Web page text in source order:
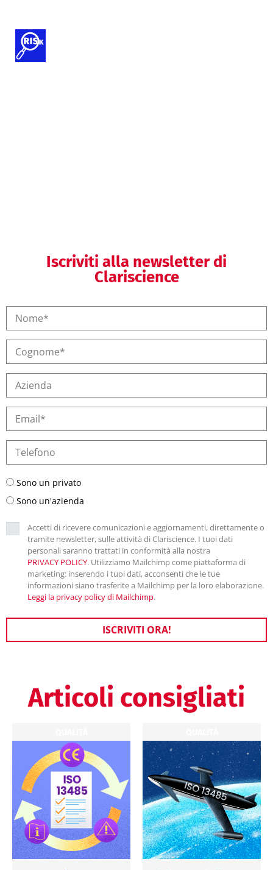
Iscriviti alla newsletter di
Clariscience
Sono un privato
Sono un'azienda
Accetti di ricevere comunicazioni e aggiornamenti, direttamente o
tramite newsletter, sulle attività di Clariscience. I tuoi dati
personali saranno trattati in conformità alla nostra
PRIVACY POLICY. Utilizziamo Mailchimp come piattaforma di
marketing: inserendo i tuoi dati, acconsenti che le tue
informazioni siano trasferite a Mailchimp per la loro elaborazione.
Leggi la privacy policy di Mailchimp.
ISCRIVITI ORA!
Articoli consigliati